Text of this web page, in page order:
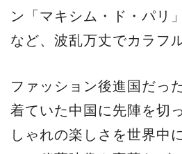
ン「マキシム・ド・パリ
など、波乱万丈でカラフ
ファッション後進国だっ
着ていた中国に先陣を切
しゃれの楽しさを世界中